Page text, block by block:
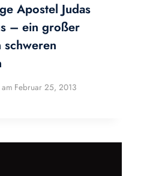
Apostel Judas
– ein großer
Februar 25, 2013